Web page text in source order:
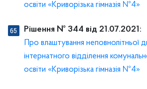
освіти «Криворізька гімназія №4»
Рішення № 344 від 21.07.2021:
Про влаштування неповнолітньої
інтернатного відділення
освіти «Криворізька гімназія №4»